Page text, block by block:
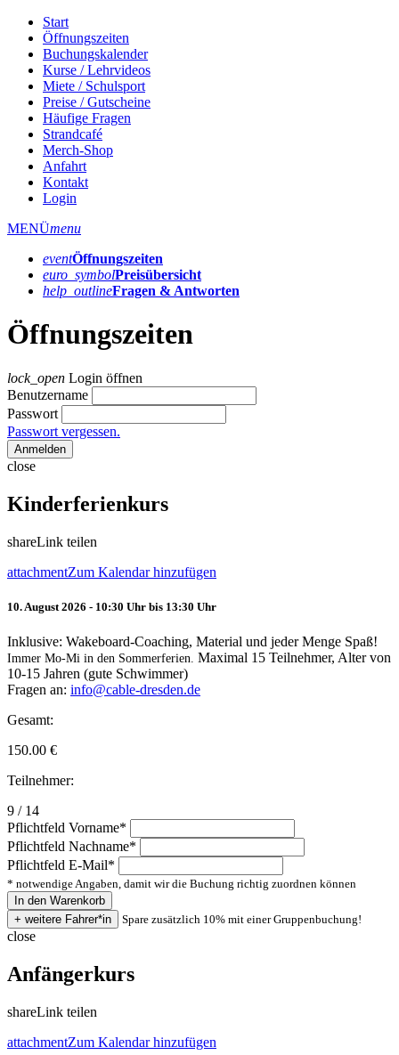
Start
Öffnungszeiten
Buchungskalender
Kurse / Lehrvideos
Miete / Schulsport
Preise / Gutscheine
Häufige Fragen
Strandcafé
Merch-Shop
Anfahrt
Kontakt
Login
MENÜmenu
eventÖffnungs­zeiten
euro_symbolPreis­übersicht
help_outlineFragen & Antworten
Öffnungszeiten
lock_open Login öffnen
Benutzername
Passwort
Passwort vergessen.
Anmelden
close
Kinderferienkurs
shareLink teilen
attachmentZum Kalendar hinzufügen
10. August 2026 - 10:30 Uhr bis 13:30 Uhr
Inklusive: Wakeboard-Coaching, Material und jeder Menge Spaß!
Immer Mo-Mi in den Sommerferien. Maximal 15 Teilnehmer, Alter von
10-15 Jahren (gute Schwimmer)
Fragen an: info@cable-dresden.de
Gesamt:
150.00 €
Teilnehmer:
9 / 14
Pflichtfeld Vorname*
Pflichtfeld Nachname*
Pflichtfeld E-Mail*
* notwendige Angaben, damit wir die Buchung richtig zuordnen können
Spare zusätzlich 10% mit einer Gruppenbuchung!
close
Anfängerkurs
shareLink teilen
attachmentZum Kalendar hinzufügen